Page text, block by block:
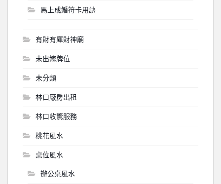
馬上成婚符卡用訣
有財有庫財神廟
未出嫁牌位
未分類
林口廠房出租
林口收驚服務
桃花風水
桌位風水
辦公桌風水